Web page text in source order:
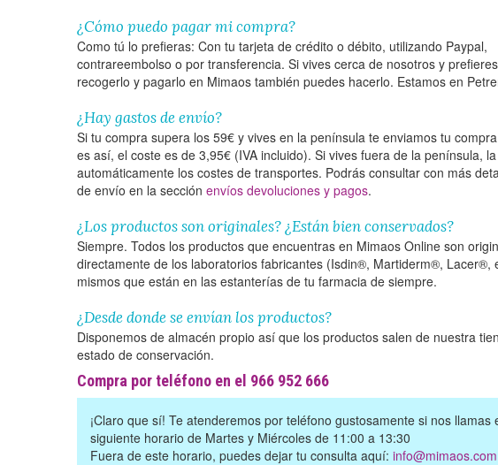
¿Cómo puedo pagar mi compra?
Como tú lo prefieras: Con tu tarjeta de crédito o débito, utilizando Paypal,
contrareembolso o por transferencia. Si vives cerca de nosotros y
recogerlo y pagarlo en Mimaos también puedes hacerlo. Estamos en
¿Hay gastos de envío?
Si tu compra supera los 59€ y vives en la península te enviamos tu
es así, el coste es de 3,95€ (IVA incluido). Si vives fuera de la península,
automáticamente los costes de transportes. Podrás consultar con más
de envío en la sección envíos devoluciones y pagos.
¿Los productos son originales? ¿Están bien conservados?
Siempre. Todos los productos que encuentras en Mimaos Online son
directamente de los laboratorios fabricantes (Isdin®, Martiderm®, Lacer®,
mismos que están en las estanterías de tu farmacia de siempre.
¿Desde donde se envían los productos?
Disponemos de almacén propio así que los productos salen de nuestra
estado de conservación.
Compra por teléfono en el 966 952 666
¡Claro que sí! Te atenderemos por teléfono gustosamente si nos llamas
siguiente horario de Martes y Miércoles de 11:00 a 13:30
Fuera de este horario, puedes dejar tu consulta aquí: info@mimaos.com